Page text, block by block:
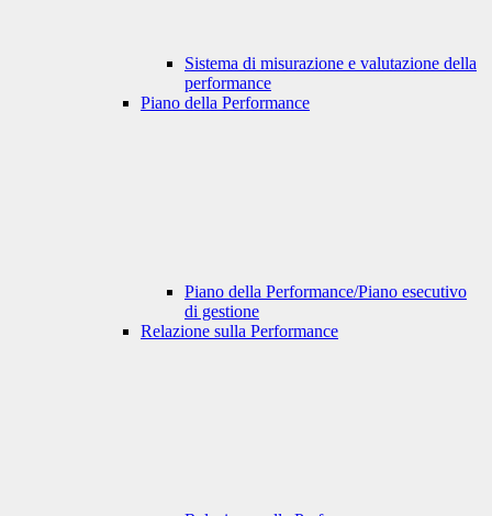
Sistema di misurazione e valutazione della
performance
Piano della Performance
Piano della Performance/Piano esecutivo
di gestione
Relazione sulla Performance